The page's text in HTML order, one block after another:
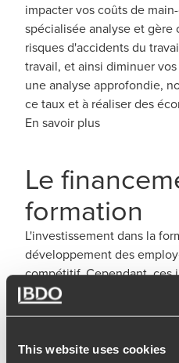
This website uses cookies
impacter vos coûts de
spécialisée analyse et gère
risques d'accidents du
travail, et ainsi diminuer vos
une analyse approfondie,
ce taux et à réaliser des
En savoir plus
Le
formation
L'investissement dans la
développement des
compétitif. Cependant, ces
représenter des coûts
maximisant les